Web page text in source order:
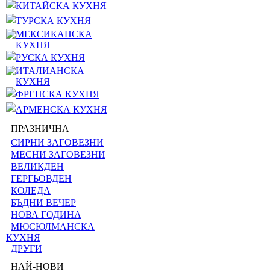
КИТАЙСКА КУХНЯ
ТУРСКА КУХНЯ
МЕКСИКАНСКА
КУХНЯ
РУСКА КУХНЯ
ИТАЛИАНСКА
КУХНЯ
ФРЕНСКА КУХНЯ
АРМЕНСКА КУХНЯ
ПРАЗНИЧНА
СИРНИ ЗАГОВЕЗНИ
МЕСНИ ЗАГОВЕЗНИ
ВЕЛИКДЕН
ГЕРГЬОВДЕН
КОЛЕДА
БЪДНИ ВЕЧЕР
НОВА ГОДИНА
МЮСЮЛМАНСКА
КУХНЯ
ДРУГИ
НАЙ-НОВИ